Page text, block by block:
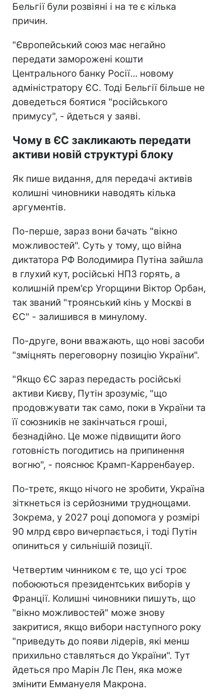
Бельгії були розвіяні і на те є кілька
причин.
"Європейський союз має негайно
передати заморожені кошти
Центрального банку Росії... новому
адміністратору ЄС. Тоді Бельгії більше не
доведеться боятися "російського
примусу", - йдеться у заяві.
Чому в ЄС закликають передати
активи новій структурі блоку
Як пише видання, для передачі активів
колишні чиновники наводять кілька
аргументів.
По-перше, зараз вони бачать "вікно
можливостей". Суть у тому, що війна
диктатора РФ Володимира Путіна зайшла
в глухий кут, російські НПЗ горять, а
колишній прем'єр Угорщини Віктор Орбан,
так званий "троянський кінь у Москві в
ЄС" - залишився в минулому.
По-друге, вони вважають, що нові засоби
"зміцнять переговорну позицію України".
"Якщо ЄС зараз передасть російські
активи Києву, Путін зрозуміє, "що
продовжувати так само, поки в України та
її союзників не закінчаться гроші,
безнадійно. Це може підвищити його
готовність погодитись на припинення
вогню", - пояснює Крамп-Карренбауер.
По-третє, якщо нічого не зробити, Україна
зіткнеться із серйозними труднощами.
Зокрема, у 2027 році допомога у розмірі
90 млрд євро вичерпається, і тоді Путін
опиниться у сильнішій позиції.
Четвертим чинником є те, що усі троє
побоюються президентських виборів у
Франції. Колишні чиновники пишуть, що
"вікно можливостей" може знову
закритися, якщо вибори наступного року
"приведуть до появи лідерів, які менш
прихильно ставляться до України". Тут
йдеться про Марін Лє Пен, яка може
змінити Еммануеля Макрона.